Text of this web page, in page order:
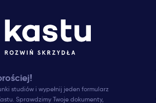
studiów i wypełnij jeden formularz
Sprawdzimy Twoje dokumenty,